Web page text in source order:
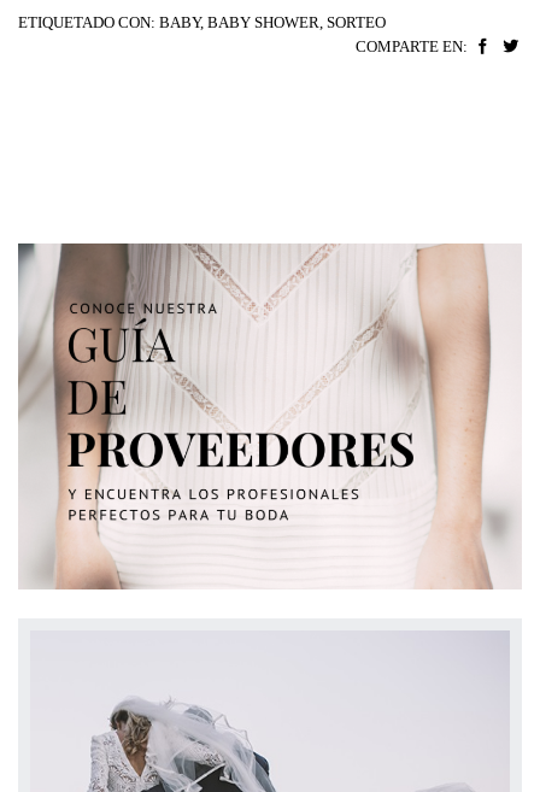
ETIQUETADO CON: BABY, BABY SHOWER SORTEO
COMPARTE EN: